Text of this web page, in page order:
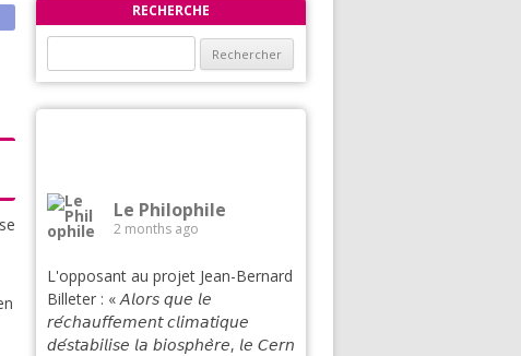
RECHERCHE
Le Philophile
2 months ago
L'opposant au projet Jean-Bernard
Billeter : « 𝘈𝘭𝘰𝘳𝘴 𝘲𝘶𝘦 𝘭𝘦
𝘳𝘦́𝘤𝘩𝘢𝘶𝘧𝘧𝘦𝘮𝘦𝘯𝘵 𝘤𝘭𝘪𝘮𝘢𝘵𝘪𝘲𝘶𝘦
𝘥𝘦́𝘴𝘵𝘢𝘣𝘪𝘭𝘪𝘴𝘦 𝘭𝘢 𝘣𝘪𝘰𝘴𝘱𝘩𝘦̀𝘳𝘦, 𝘭𝘦 𝘊𝘦𝘳𝘯